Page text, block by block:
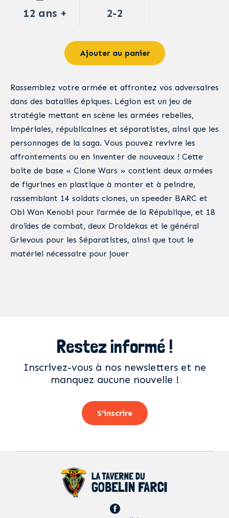
12 ans + 2-2
Ajouter au panier
Rassemblez votre armée et affrontez vos adversaires
dans des batailles épiques. Légion est un jeu de
stratégie mettant en scène les armées rebelles,
impériales, républicaines et séparatistes, ainsi que les
personnages de la saga. Vous pouvez revivre les
affrontements ou en inventer de nouveaux ! Cette
boite de base « Clone Wars » contient deux armées
de figurines en plastique à monter et à peindre,
rassemblant 14 soldats clones, un speeder BARC et
Obi Wan Kenobi pour l’armée de la République, et 18
droïdes de combat, deux Droidekas et le général
Grievous pour les Séparatistes, ainsi que tout le
matériel nécessaire pour jouer
Restez informé !
Inscrivez-vous à nos newsletters et ne
manquez aucune nouvelle !
S'inscrire